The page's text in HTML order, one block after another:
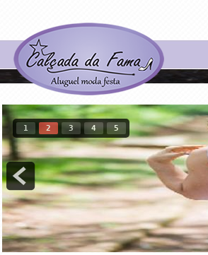
1 2 3 4 5